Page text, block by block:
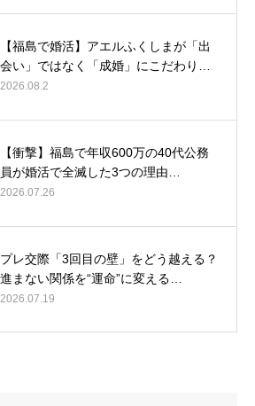
【福島で婚活】アエルふくしまが「出
会い」ではなく「成婚」にこだわり…
2026.08.2
【衝撃】福島で年収600万の40代公務
員が婚活で全滅した3つの理由…
2026.07.26
プレ交際「3回目の壁」をどう越える？
進まない関係を“運命”に変える…
2026.07.19